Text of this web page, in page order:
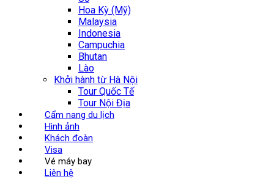
Hoa Kỳ (Mỹ)
Malaysia
Indonesia
Campuchia
Bhutan
Lào
Khởi hành từ Hà Nội
Tour Quốc Tế
Tour Nội Địa
Cẩm nang du lịch
Hình ảnh
Khách đoàn
Visa
Vé máy bay
Liên hệ